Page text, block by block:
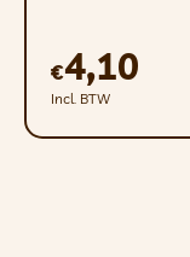
€4,10
Incl. BTW